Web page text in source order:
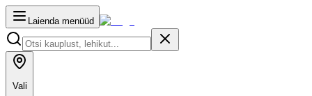
Laienda menüüd
Vali